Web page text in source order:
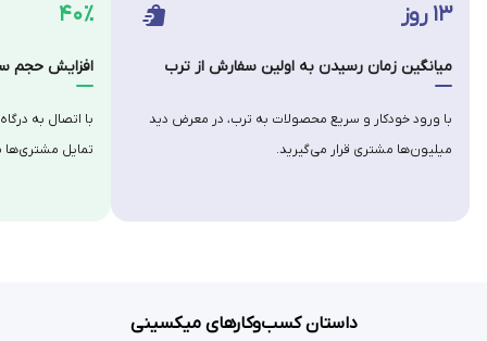
۴۰٪
افزایش حجم
با اتصال به
تمایل
۱۳ روز
میانگین زمان رسیدن به اولین سفارش از ترب
با ورود خودکار و سریع محصولات به ترب، در معرض دید
میلیون‌ها مشتری قرار می‌گیرید.
داستان کسب‌وکارهای میکسینی